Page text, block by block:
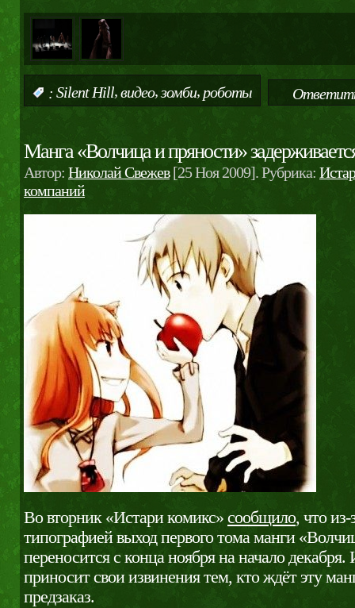
: Silent Hill,видео,зомби,роботы
Манга «Волчица и пряности»
Автор: Николай Свежев[25 Ноя 2009]. Рубрика:
компаний
Во вторник «Истари комикс» сообщило, что из-
типографией выход первого тома манги
переносится с конца ноября на начало декабря.
приносит свои извинения тем, кто ждёт эту
предзаказ.